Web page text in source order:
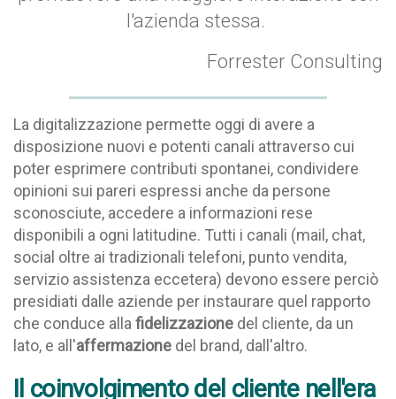
l'azienda stessa.
Forrester Consulting
La digitalizzazione permette oggi di avere a
disposizione nuovi e potenti canali attraverso cui
poter esprimere contributi spontanei, condividere
opinioni sui pareri espressi anche da persone
sconosciute, accedere a informazioni rese
disponibili a ogni latitudine. Tutti i canali (mail, chat,
social oltre ai tradizionali telefoni, punto vendita,
servizio assistenza eccetera) devono essere perciò
presidiati dalle aziende per instaurare quel rapporto
che conduce allafidelizzazione del cliente, da un
lato, e all'affermazione del brand, dall'altro.
Il coinvolgimento del cliente nell'era